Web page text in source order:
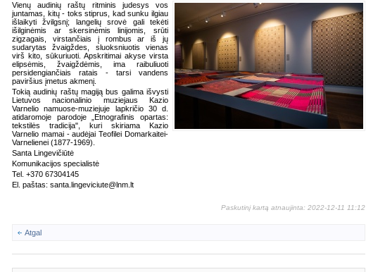
Vienų audinių raštų ritminis judesys vos
juntamas, kitų - toks stiprus, kad sunku ilgiau
išlaikyti žvilgsnį; langelių srovė gali tekėti
išilginėmis ar skersinėmis linijomis, srūti
zigzagais, virstančiais į rombus ar iš jų
sudarytas žvaigždes, sluoksniuotis vienas
virš kito, sūkuriuoti. Apskritimai akyse virsta
elipsėmis, žvaigždėmis, ima raibuliuoti
persidengiančiais ratais - tarsi vandens
paviršius įmetus akmenį.
Tokią audinių raštų magiją bus galima išvysti
Lietuvos nacionalinio muziejaus Kazio
Varnelio namuose-muziejuje lapkričio 30 d.
atidaromoje parodoje „Etnografinis opartas:
tekstilės tradicija", kuri skiriama Kazio
Varnelio mamai - audėjai Teofilei Domarkaitei-
Varnelienei (1877-1969).
Santa Lingevičiūtė
Komunikacijos specialistė
Tel. +370 67304145
El. paštas: santa.lingeviciute@lnm.lt
Paskutinį kartą atnaujinta: 2022-12-11 11:12
Atgal